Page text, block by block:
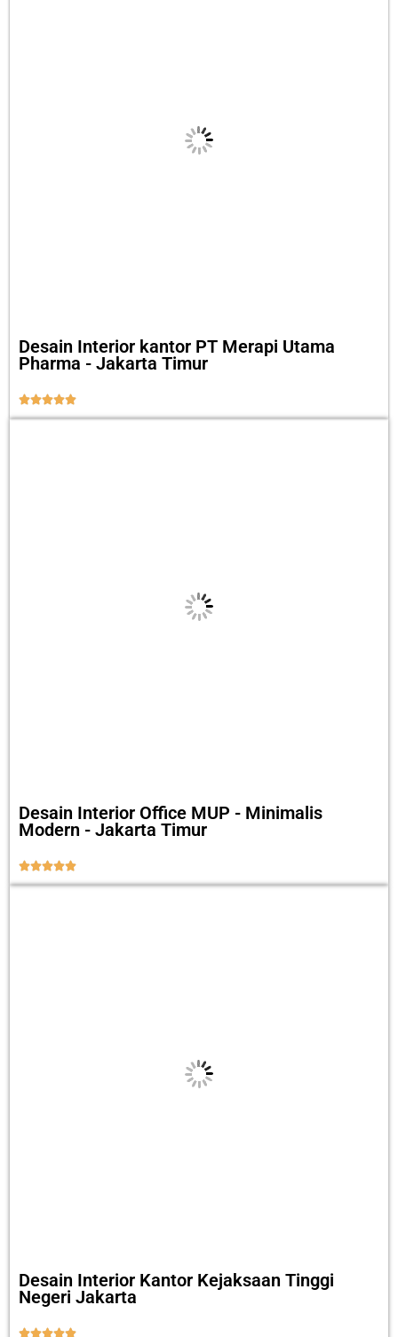
Desain Interior kantor PT Merapi Utama
Pharma - Jakarta Timur

Desain Interior Office MUP - Minimalis
Modern - Jakarta Timur

Desain Interior Kantor Kejaksaan Tinggi
Negeri Jakarta
